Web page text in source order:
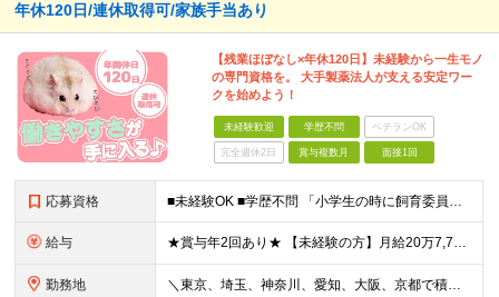
年休120日/連休取得可/家族手当あり
【残業ほぼなし×年休120日】未経験から一生モノ
の専門資格を。 大手製薬法人が支える安定ワー
クを始めよう！
未経験歓迎 学歴不問 ベテランOK
完全週休2日 賞与複数月 面接1回
応募資格 ■未経験OK ■学歴不問 「小学生の時に飼育委員だった！」 なんて方もお待ちしております♪ ※ご自宅でのペット飼育について※ ご自宅でげっ歯類・ウサギのペット飼育を禁止しております。当社業務では清
給与 ★賞与年2回あり★ 【未経験の方】月給20万7,750円～＋賞与年2回＋残業代全額支給＋交通費支給 【生物系大卒の方】月給21万3,750円～＋賞与年2回＋残業代全額支給＋交通費支給 ★手当が充実
勤務地 ＼東京、埼玉、神奈川、愛知、大阪、京都で積極採用中！／ ・東京都：品川区 ・埼玉県：和光市 ・神奈川県：横浜市戸塚区、藤沢市 ・茨城県：つくば市 Lマイカー通勤OK！ ・愛知県：犬山市